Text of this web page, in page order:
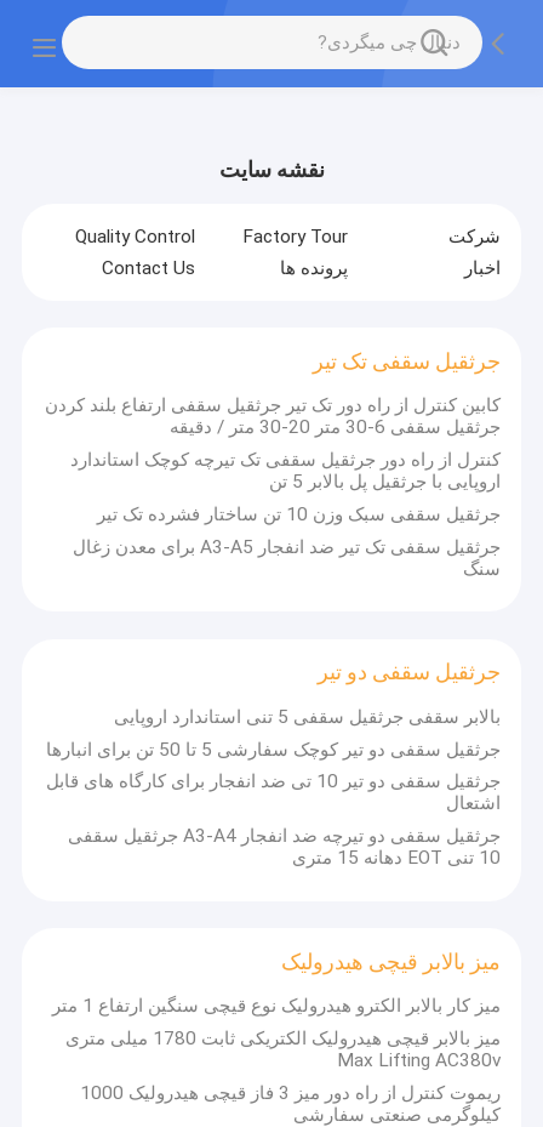
gtag('config', 'G-QWE9HWC3PF', {cookie_flags:
"SameSite=None;Secure"});
نقشه سایت
شرکت Factory Tour
Quality Control
اخبار
پرونده ها Contact Us
جرثقیل سقفی تک تیر
کابین کنترل از راه دور تک تیر جرثقیل سقفی ارتفاع بلند کردن
جرثقیل سقفی 6-30 متر 20-30 متر / دقیقه
کنترل از راه دور جرثقیل سقفی تک تیرچه کوچک استاندارد
اروپایی با جرثقیل پل بالابر 5 تن
جرثقیل سقفی سبک وزن 10 تن ساختار فشرده تک تیر
جرثقیل سقفی تک تیر ضد انفجار A3-A5 برای معدن زغال
سنگ
جرثقیل سقفی دو تیر
بالابر سقفی جرثقیل سقفی 5 تنی استاندارد اروپایی
جرثقیل سقفی دو تیر کوچک سفارشی 5 تا 50 تن برای انبارها
جرثقیل سقفی دو تیر 10 تی ضد انفجار برای کارگاه های قابل
اشتعال
جرثقیل سقفی دو تیرچه ضد انفجار A3-A4 جرثقیل سقفی
10 تنی EOT دهانه 15 متری
میز بالابر قیچی هیدرولیک
میز کار بالابر الکترو هیدرولیک نوع قیچی سنگین ارتفاع 1 متر
میز بالابر قیچی هیدرولیک الکتریکی ثابت 1780 میلی متری
Max Lifting AC380v
ریموت کنترل از راه دور میز 3 فاز قیچی هیدرولیک 1000
کیلوگرمی صنعتی سفارشی